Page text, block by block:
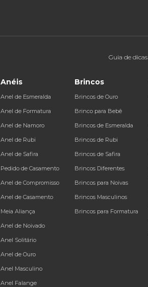
Guia de dicas
Anéis
Anel de Esmeralda
Anel de Formatura
Anel de Namoro
Anel de Rubi
Anel de Safira
Pedido de Casamento
Anel de Compromisso
Anel de Casamento
Meia Aliança
Anel de Noivado
Anel Solitário
Anel de Ouro
Anel Masculino
Anel Falange
Brincos
Brincos de Ouro
Brinco para Bebê
Brincos de Esmeralda
Brincos de Rubi
Brincos de Safira
Brincos Diferentes
Brincos para Noivas
Brincos Masculinos
Brincos para Formatura